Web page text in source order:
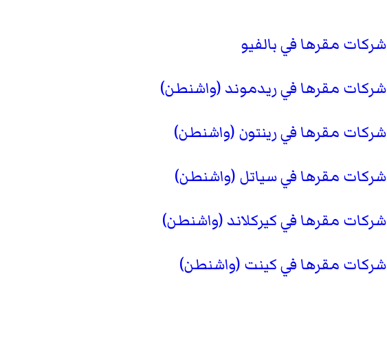
شركات مقرها في بالفيو
شركات مقرها في ريدموند (واشنطن)
شركات مقرها في رينتون (واشنطن)
شركات مقرها في سياتل (واشنطن)
شركات مقرها في كيركلاند (واشنطن)
شركات مقرها في كينت (واشنطن)